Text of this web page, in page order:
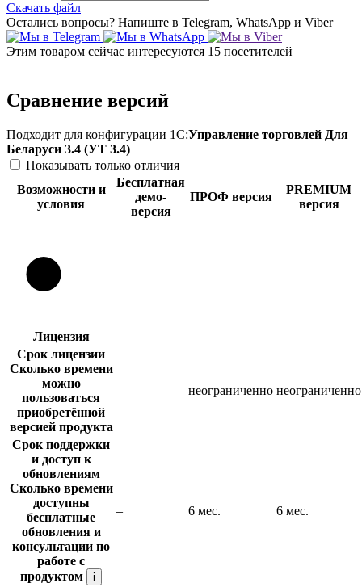
Скачать файл
Остались вопросы? Напиште в Telegram, WhatsApp и Viber
Этим товаром сейчас интересуются 15 посетителей
Сравнение версий
Подходит для конфигурации 1С:Управление торговлей Для
Беларуси 3.4 (УТ 3.4)
Показывать только отличия
Возможности и
условия
Бесплатная
демо-
версия
ПРОФ версия
PREMIUM
версия
Лицензия
Срок лицензии
Сколько времени
можно
пользоваться
приобретённой
версией продукта
– неограниченно неограниченно
Срок поддержки
и доступ к
обновлениям
Сколько времени
доступны
бесплатные
обновления и
консультации по
работе с
продуктом
i
– 6 мес. 6 мес.